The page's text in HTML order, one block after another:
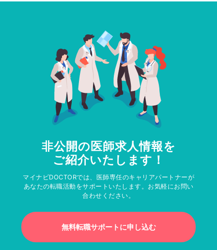
非公開の医師求人情報を
ご紹介いたします！
マイナビDOCTORでは、医師専任のキャリアパートナーが
あなたの転職活動をサポートいたします。お気軽にお問い
合わせください。
無料転職サポートに申し込む